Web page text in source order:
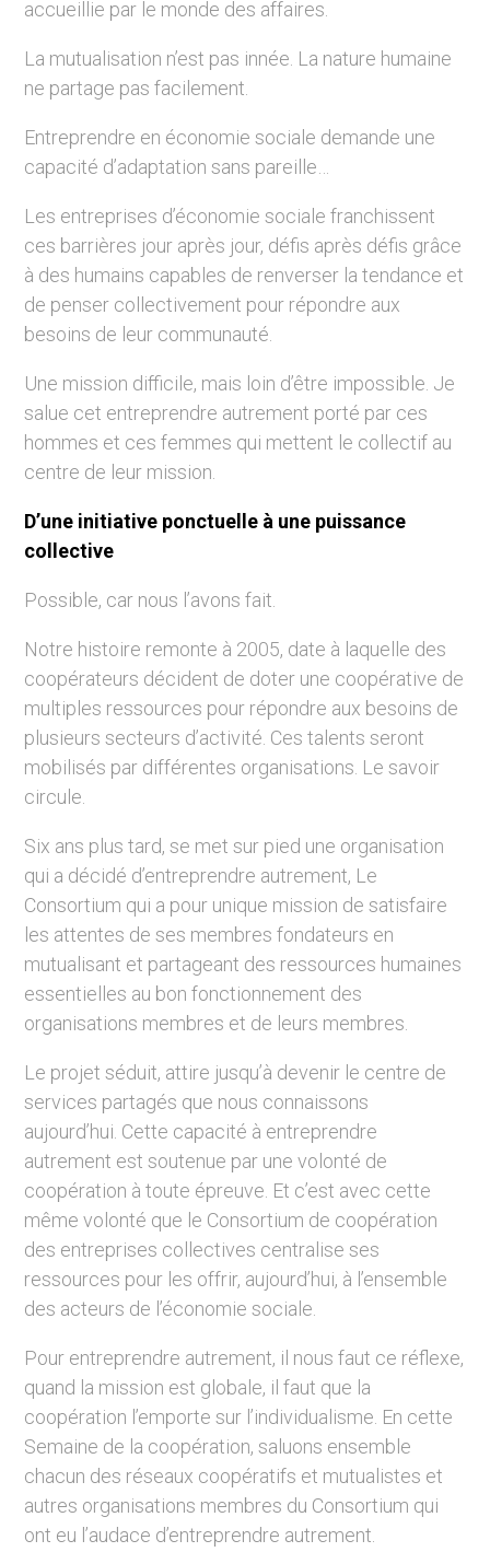
accueillie par le monde des affaires.
La mutualisation n’est pas innée. La nature humaine
ne partage pas facilement.
Entreprendre en économie sociale demande une
capacité d’adaptation sans pareille…
Les entreprises d’économie sociale franchissent
ces barrières jour après jour, défis après défis grâce
à des humains capables de renverser la tendance et
de penser collectivement pour répondre aux
besoins de leur communauté.
Une mission difficile, mais loin d’être impossible. Je
salue cet entreprendre autrement porté par ces
hommes et ces femmes qui mettent le collectif au
centre de leur mission.
D’une initiative ponctuelle à une puissance
collective
Possible, car nous l’avons fait.
Notre histoire remonte à 2005, date à laquelle des
coopérateurs décident de doter une coopérative de
multiples ressources pour répondre aux besoins de
plusieurs secteurs d’activité. Ces talents seront
mobilisés par différentes organisations. Le savoir
circule.
Six ans plus tard, se met sur pied une organisation
qui a décidé d’entreprendre autrement, Le
Consortium qui a pour unique mission de satisfaire
les attentes de ses membres fondateurs en
mutualisant et partageant des ressources humaines
essentielles au bon fonctionnement des
organisations membres et de leurs membres.
Le projet séduit, attire jusqu’à devenir le centre de
services partagés que nous connaissons
aujourd’hui. Cette capacité à entreprendre
autrement est soutenue par une volonté de
coopération à toute épreuve. Et c’est avec cette
même volonté que le Consortium de coopération
des entreprises collectives centralise ses
ressources pour les offrir, aujourd’hui, à l’ensemble
des acteurs de l’économie sociale.
Pour entreprendre autrement, il nous faut ce réflexe,
quand la mission est globale, il faut que la
coopération l’emporte sur l’individualisme. En cette
Semaine de la coopération, saluons ensemble
chacun des réseaux coopératifs et mutualistes et
autres organisations membres du Consortium qui
ont eu l’audace d’entreprendre autrement.